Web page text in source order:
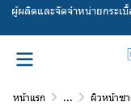
ผู้ผลิตและจัดจำหน่ายกระเ
หน้าแรก ... ผิวหน้าซ